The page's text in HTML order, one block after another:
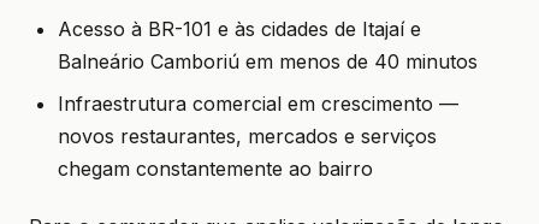
Acesso à BR-101 e às cidades de Itajaí e
Balneário Camboriú em menos de 40 minutos
Infraestrutura comercial em crescimento —
novos restaurantes, mercados e serviços
chegam constantemente ao bairro